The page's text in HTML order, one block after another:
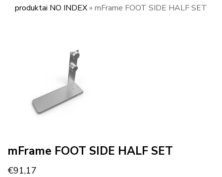
produktai NO INDEX» mFrame FOOT SIDE HALF SET
mFrame FOOT SIDE HALF SET
€91,17